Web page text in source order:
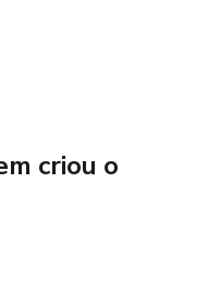
sociais!
criou o